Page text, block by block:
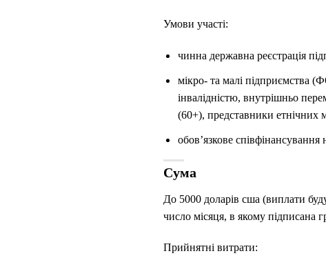
Умови участі:
чинна державна реєстрація
мікро- та малі підприємства
інвалідністю, внутрішньо
(60+), представники етнічних
обов’язкове
Сума
До 5000 доларів сша (виплати
число місяця, в якому підписана
Прийнятні витрати: